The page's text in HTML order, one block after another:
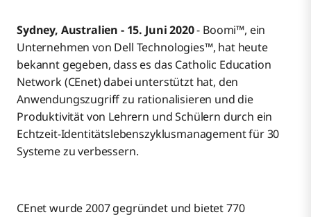
Sydney, Australien - 15. Juni 2020- Boomi™, ein
Unternehmen von Dell Technologies™, hat heute
bekannt gegeben, dass es das Catholic Education
Network (CEnet) dabei unterstützt hat, den
Anwendungszugriff zu rationalisieren und die
Produktivität von Lehrern und Schülern durch ein
Echtzeit-Identitätslebenszyklusmanagement für 30
Systeme zu verbessern.
CEnet wurde 2007 gegründet und bietet 770